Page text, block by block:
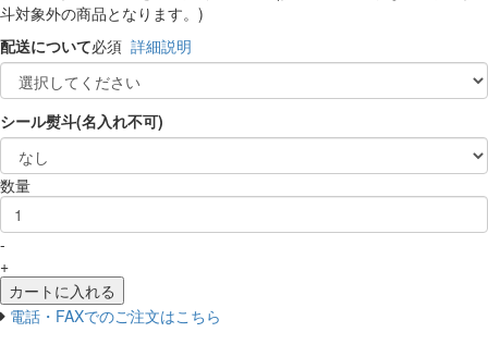
斗対象外の商品となります。)
配送について必須 詳細説明
シール熨斗(名入れ不可)
数量
-
+
カートに入れる
電話・FAXでのご注文はこちら